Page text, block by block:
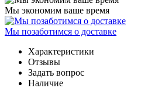
Мы экономим ваше время
Мы позаботимся о доставке
Характеристики
Отзывы
Задать вопрос
Наличие